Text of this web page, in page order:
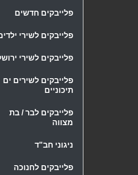
פלייבקים חדשים
פלייבקים לשירי
פלייבקים לשירי
פלייבקים לשירים ים
תיכוניים
פלייבקים לבר / בת
מצווה
ניגוני חב"ד
פלייבקים לחנוכה